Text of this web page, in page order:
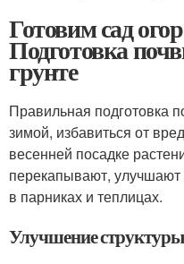
Готовим сад
Подготовка
грунте
Правильная подготовка
зимой, избавиться от
весенней посадке
перекапывают, улучшают
в парниках и теплицах.
Улучшение